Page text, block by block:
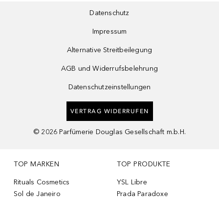
Datenschutz
Impressum
Alternative Streitbeilegung
AGB und Widerrufsbelehrung
Datenschutzeinstellungen
VERTRAG WIDERRUFEN
© 2026 Parfümerie Douglas Gesellschaft m.b.H.
TOP MARKEN
Rituals Cosmetics
Sol de Janeiro
TOP PRODUKTE
YSL Libre
Prada Paradoxe